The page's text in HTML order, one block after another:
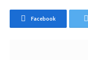
Facebook